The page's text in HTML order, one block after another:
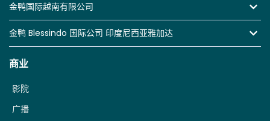
金鸭国际越南有限公司
金鸭 Blessindo 国际公司 印度尼西亚雅加达
商业
广播
影院